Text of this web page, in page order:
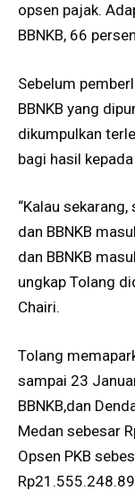
opsen pajak.
BBNKB, 66
Sebelum
BBNKB yang
dikumpulkan
bagi hasil
“Kalau
dan BBNKB
dan BBNKB
ungkap Tolang
Chairi.
Tolang
sampai 23
BBNKB,dan
Medan sebesar
Opsen PKB